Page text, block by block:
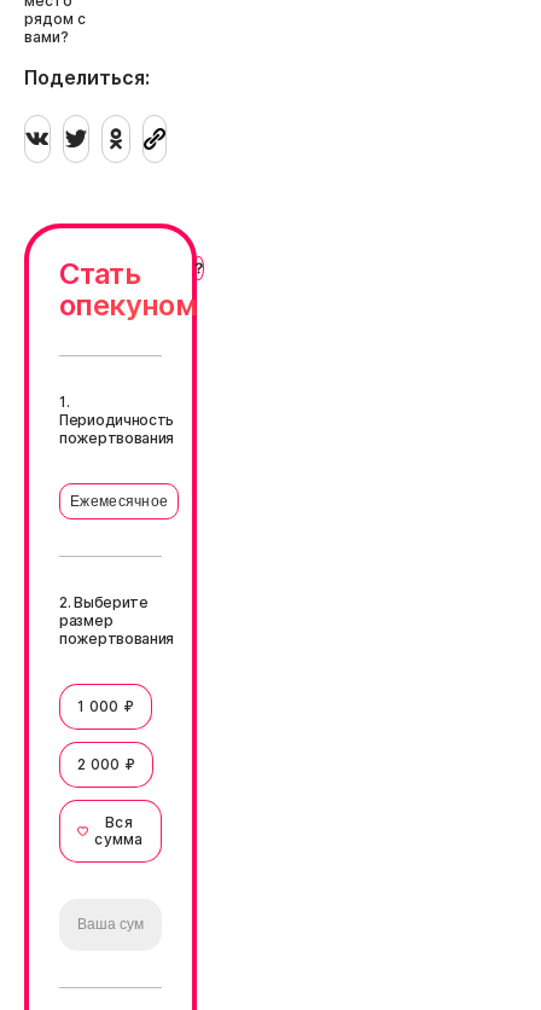
рядом с
вами?
Поделиться:
Стать
опекуном
1.
Периодичность
пожертвования
Ежемесячное
2. Выберите
размер
пожертвования
1 000 ₽
2 000 ₽
Вся
сумма